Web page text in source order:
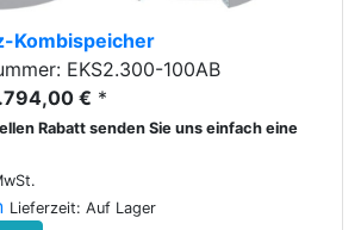
Kombispeicher
EKS2.300-100AB
€ *
Rabatt senden Sie uns einfach eine
Lieferzeit: Auf Lager